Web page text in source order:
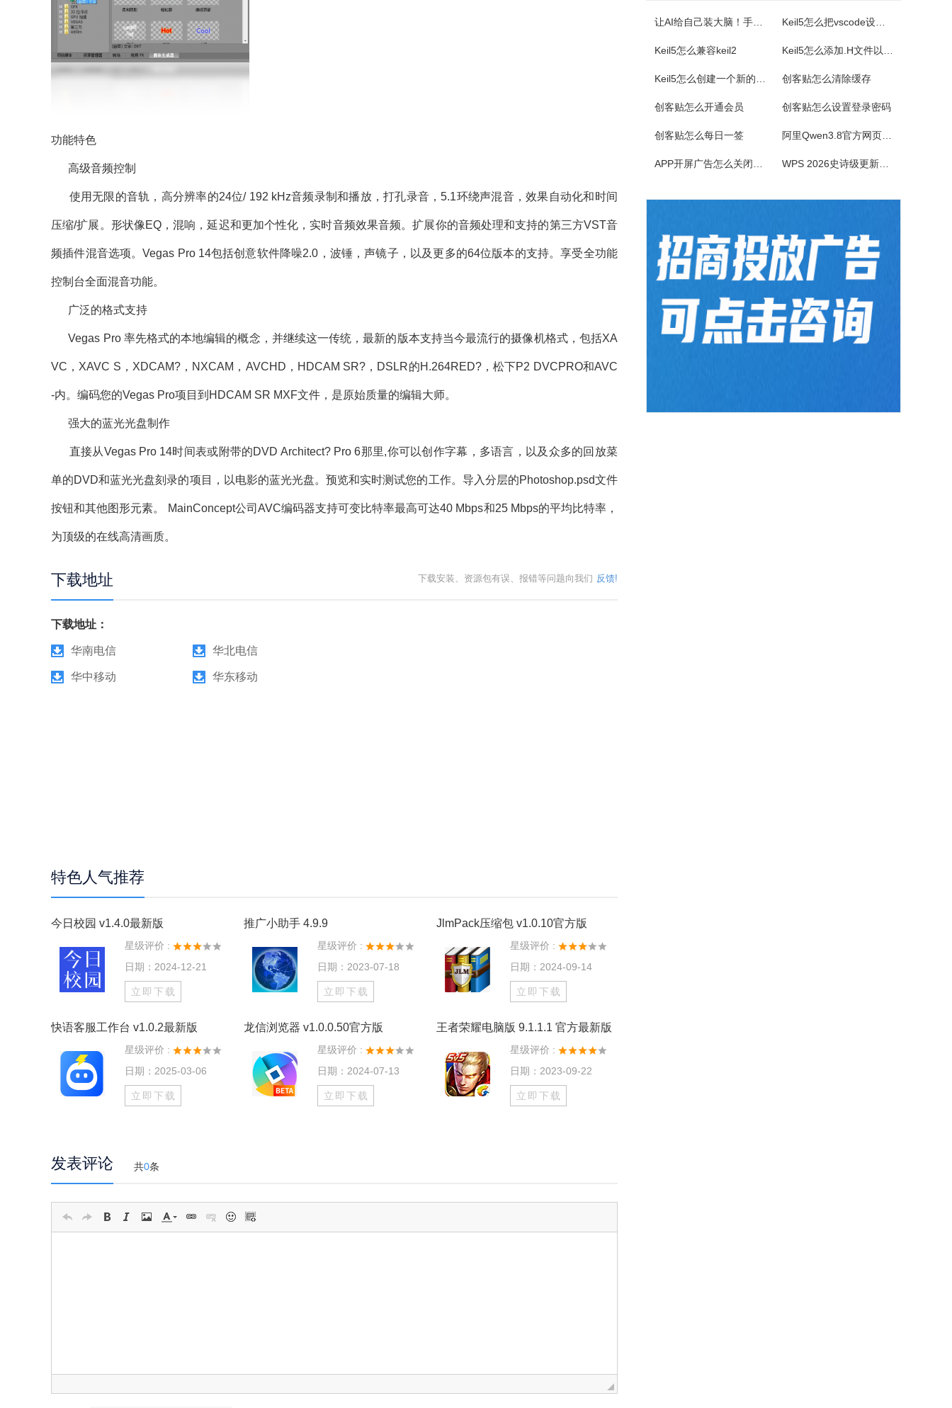
功能特色
高级音频控制
使用无限的音轨，高分辨率的24位/ 192 kHz音频录制和播放，打孔录音，5.1环绕声混音，效果自动化和时间
压缩/扩展。形状像EQ，混响，延迟和更加个性化，实时音频效果音频。扩展你的音频处理和支持的第三方VST音
频插件混音选项。Vegas Pro 14包括创意软件降噪2.0，波锤，声镜子，以及更多的64位版本的支持。享受全功能
控制台全面混音功能。
广泛的格式支持
Vegas Pro 率先格式的本地编辑的概念，并继续这一传统，最新的版本支持当今最流行的摄像机格式，包括XA
VC，XAVC S，XDCAM?，NXCAM，AVCHD，HDCAM SR?，DSLR的H.264RED?，松下P2 DVCPRO和AVC
-内。编码您的Vegas Pro项目到HDCAM SR MXF文件，是原始质量的编辑大师。
强大的蓝光光盘制作
直接从Vegas Pro 14时间表或附带的DVD Architect? Pro 6那里,你可以创作字幕，多语言，以及众多的回放菜
单的DVD和蓝光光盘刻录的项目，以电影的蓝光光盘。预览和实时测试您的工作。导入分层的Photoshop.psd文件
按钮和其他图形元素。 MainConcept公司AVC编码器支持可变比特率最高可达40 Mbps和25 Mbps的平均比特率，
为顶级的在线高清画质。
下载地址 下载安装、资源包有误、报错等问题向我们 反馈!
下载地址：
华南电信 华北电信
华中移动 华东移动
特色人气推荐
今日校园 v1.4.0最新版
星级评价 :
日期：2024-12-21
立即下载
推广小助手 4.9.9
星级评价 :
日期：2023-07-18
立即下载
JlmPack压缩包 v1.0.10官方版
星级评价 :
日期：2024-09-14
立即下载
快语客服工作台 v1.0.2最新版
星级评价 :
日期：2025-03-06
立即下载
龙信浏览器 v1.0.0.50官方版
星级评价 :
日期：2024-07-13
立即下载
王者荣耀电脑版 9.1.1.1 官方最新版
星级评价 :
日期：2023-09-22
立即下载
发表评论 共0条
NetStumbler是Windows平台下最著名的查找无线接入点的免费工具，NetStumbler支持PCMCIA无线网卡，还支持全球GPS卫星定位系统。NetStumbler支持服务集识别符(SSID)、无线加密协议(WiredEquivalentPrivacy-WEP)、开放式认证、共享密码认...
ColorSPY
让AI给自己装大脑！手把手教你学会安装使用Agent Skill Keil5怎么把vscode设置外部编辑器
Keil5怎么兼容keil2 Keil5怎么添加.H文件以及Keil5添加.H文件的方法
Keil5怎么创建一个新的51单片机项目 创客贴怎么清除缓存
创客贴怎么开通会员 创客贴怎么设置登录密码
创客贴怎么每日一签 阿里Qwen3.8官方网页版入口
APP开屏广告怎么关闭？3招彻底关闭跳转 WPS 2026史诗级更新！重构存储管理，深度融合AI应用